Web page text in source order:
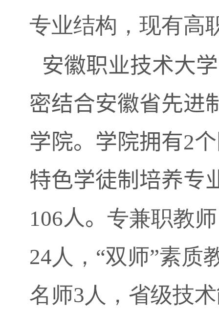
专业结构，现有高
安徽职业技术大
密结合安徽省先进
学院。学院拥有2
特色学徒制培养专
106人。 专兼职教师
24人，“双师”素质
名师3 人，省级技